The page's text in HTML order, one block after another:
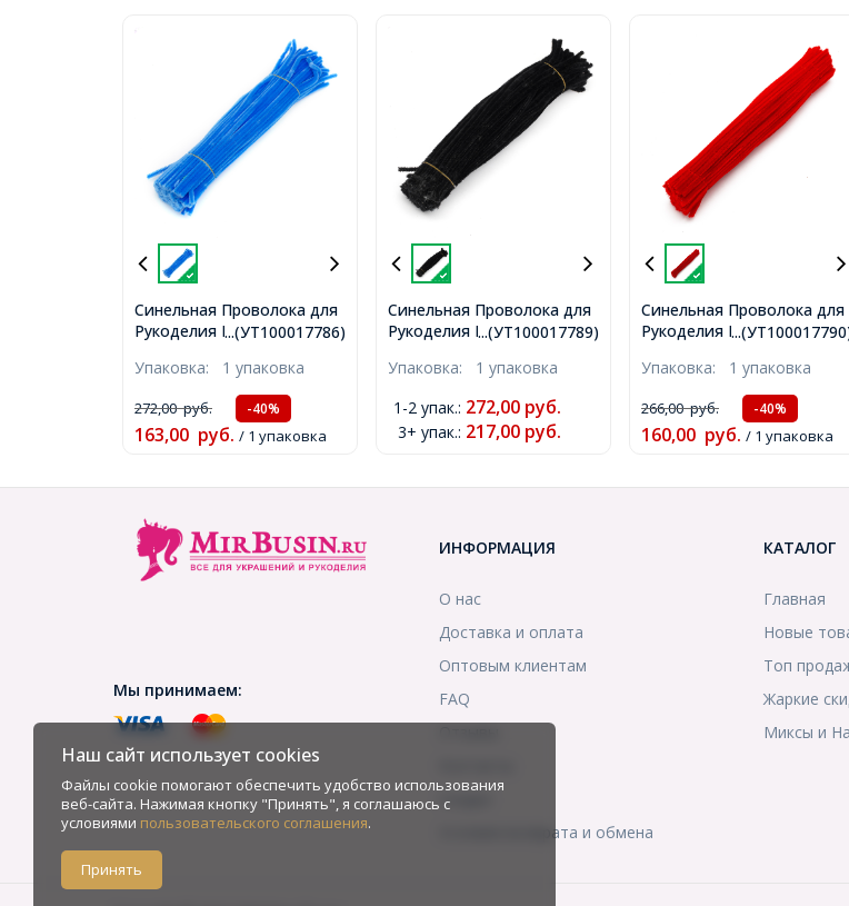
...(УТ100017786)
Синельная Проволока для
Рукоделия Мягкая
300х5мм, 100шт/упак,
(УТ100017786)
Упаковка: 1 упаковка
272,00руб. -40%
163,00 руб. / 1 упаковка
...(УТ100017789)
Синельная Проволока для
Рукоделия Мягкая
300х5мм, 100шт/упак,
Упаковка: 1 упаковка
1-2 упак.: 272,00 руб.
3+ упак.: 217,00 руб.
Синельная Проволока для
Рукоделия Мягкая
300х5мм, 100шт/упак,
(УТ100017790)
Упаковка: 1 упаковка
266,00руб. -40%
160,00 руб. / 1 упаковка
Мы принимаем:
ИНФОРМАЦИЯ
О нас
Доставка и оплата
Оптовым клиентам
FAQ
Скидки
Условия возврата и обмена
КАТАЛОГ
Главная
Новые
Топ
Жаркие
Миксы и
Наш сайт использует cookies
Файлы cookie помогают обеспечить удобство использования
веб-сайта. Нажимая кнопку "Принять", я соглашаюсь с
условиями пользовательского соглашения.
Принять